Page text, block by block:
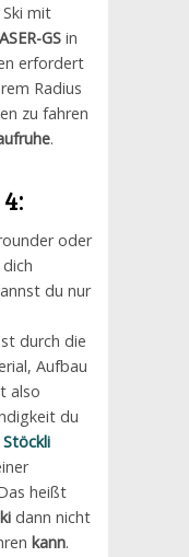
mit
GS in
erfordert
Radius
zu fahren
.
oder
du nur
durch die
Aufbau
also
du
Stöckli
heißt
dann nicht
kann.